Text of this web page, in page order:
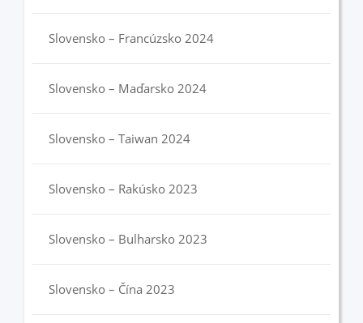
Slovensko – Francúzsko 2024
Slovensko – Maďarsko 2024
Slovensko – Taiwan 2024
Slovensko – Rakúsko 2023
Slovensko – Bulharsko 2023
Slovensko – Čína 2023